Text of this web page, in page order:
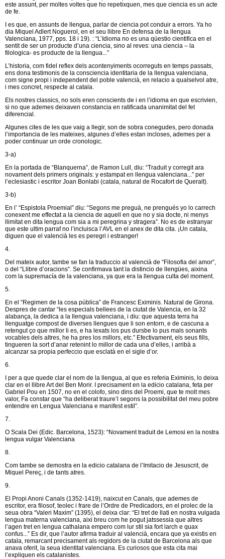
este assunt, per moltes voltes que ho repetixquen, mes que ciencia es un acte
de fe.
I es que, en assunts de llengua, parlar de ciencia pot conduir a errors. Ya ho
dia Miquel Adlert Noguerol, en el seu llibre En defensa de la llengua
Valenciana, 1977, pps. 18 i 19). : “L’Idioma no es una qüestio cientifica en el
sentit de ser un producte d’una ciencia, sino al reves: una ciencia – la
filologica- es producte de la llengua...”
L’historia, com fidel reflex dels acontenyiments ocorreguts en temps passats,
ens dona testimonis de la consciencia identitaria de la llengua valenciana,
com signe propi i independent del poble valencià, en relacio a qualselvol atre,
i mes concret, respecte al catala.
Els nostres classics, no sols eren conscients de i en l’idioma en que escrivien,
si no que ademes deixaven constancia en ratificada unanimitat del fet
diferencial.
Algunes cites de les que vaig a llegir, son de sobra conegudes, pero donada
l’importancia de les mateixes, algunes d’elles estan incloses, ademes per a
poder continuar un orde cronologic.
3-a)
En la portada de “Blanquerna”, de Ramon Lull, diu: “Traduit y corregit ara
novament dels primers originals: y estampat en llengua valenciana...” per
l’eclesiastic i escritor Joan Bonlabi (catala, natural de Rocafort de Queralt).
3-b)
En l’ “Espistola Proemial” diu: “Segons me preguà, ne prengués yo lo carrech
conexent me effectat a la ciencia de aquell en que no y sia docte, ni menys
llimitat en dita lengua com sia a mi peregrina y stragera”. No es de estranyar
que este ultim parraf no l’incluisca l’AVL en el anex de dita cita. ¡Un catala,
diguen que el valencià les es peregri i estranger!
4.
Del mateix autor, tambe se fan la traduccio al valencià de “Filosofia del amor”,
o del “Llibre d’oracions”. Se confirmava tant la distincio de llengües, aixina
com la supremacía de la valenciana, ya que era la llengua culta del moment.
5.
En el “Regimen de la cosa pública” de Francesc Eximinis. Natural de Girona.
Despres de cantar “les especials bellees de la ciutat de Valencia, en la 32
alabança, la dedica a la llengua valenciana, i diu: que aquesta terra ha
llenguatge compost de diverses llengues que li son entorn, e de cascuna a
retengut ço que millor li es, e ha lexats los pus dursbe lo pus mals sonants
vocables dels altres, he ha pres los millors, etc.” Efectivament, els seus fills,
tingueren la sort d’anar retenint lo millor de cada una d’elles, i arribà a
alcanzar sa propia perfeccio que esclatà en el sigle d’or.
6.
I per a que quede clar el nom de la llengua, al que es referia Eximinis, lo deixa
clar en el llibre Art del Ben Morir. I precisament en la edicio catalana, feta per
Gabriel Pou en 1507, no en el colofo, sino dins del Proemi, que te molt mes
valor, Fa constar que “ha deliberat traure’l segons la possibilitat del meu pobre
entendre en Lengua Valenciana e manifest estil”.
7.
O Scala Dei (Edic. Barcelona, 1523): “Novament traduit de Lemosi en la nostra
lengua vulgar Valenciana
8.
Com tambe se demostra en la edicio catalana de l’Imitacio de Jesuscrit, de
Miquel Pereç, i de tants atres.
9.
El Propi Anoni Canals (1352-1419), naixcut en Canals, que ademes de
escritor, era filosof, teolec i frare de l’Ordre de Predicadors, en el prolec de la
seua obra “Valeri Maxim” (1395), el deixa clar: “El tret de llati en nostra vulgada
lengua materna valenciana, aixi breu com he pogut jatssessia que altres
l’agen tret en lengua cathalana empero com lur stil sia fort larch e quax
confus...” Es dir, que l’autor afirma traduir al valencià, encara que ya existis en
catala, remarcant precisament als regidors de la ciutat de Barcelona als que
anava oferit, la seua identitat valenciana. Es curiosos que esta cita mai
l’expliquen els catalanistes.